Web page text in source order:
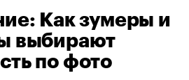
Как зумеры и
выбирают
по фото